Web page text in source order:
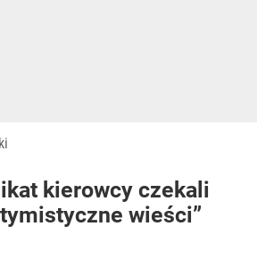
kierowcy czekali
wieści”